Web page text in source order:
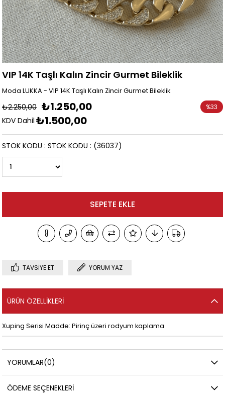
VIP 14K Taşlı Kalın Zincir Gurmet Bileklik
Moda LUKKA - VIP 14K Taşlı Kalın Zincir Gurmet Bileklik
₺2.250,00 ₺1.250,00
KDV Dahil ₺1.500,00
%33
(36037)
STOK KODU STOK KODU
TAVSIYE ET YORUM YAZ
ÜRÜN ÖZELLIKLERI
Xuping Serisi Madde: Pirinç üzeri rodyum kaplama
YORUMLAR(0)
ÖDEME SEÇENEKLERI